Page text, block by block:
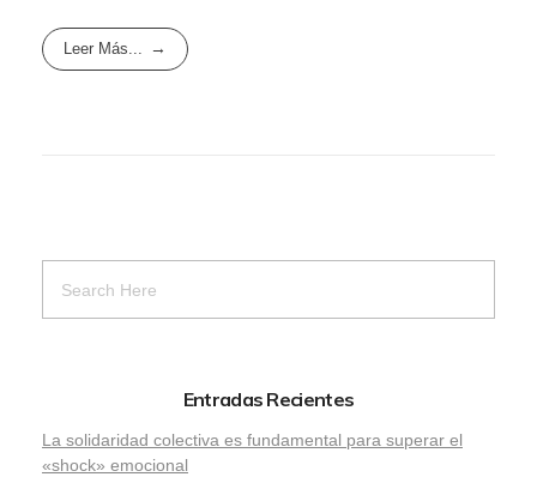
Leer Más...
Entradas Recientes
La solidaridad colectiva es fundamental para superar el
«shock» emocional